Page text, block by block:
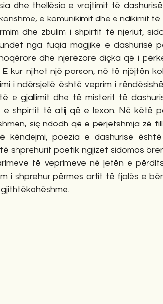
dhe thellësia e vrojtimit të
e komunikimit dhe e ndikimit
dhe zbulim i shpirtit të njeriut,
nga fuqia magjike e dashurisë
dhe njerëzore diçka që i
E kur njihet një person, në të njëjtën
i ndërsjellë është veprim i
e gjallimit dhe të misterit të
e shpirtit të atij që e lexon. Në këtë
siç ndodh që e përjetshmja zë
këndejmi, poezia e dashurisë
shprehurit poetik ngjizet sidomos
të veprimeve në jetën e
i shprehur përmes artit të fjalës e